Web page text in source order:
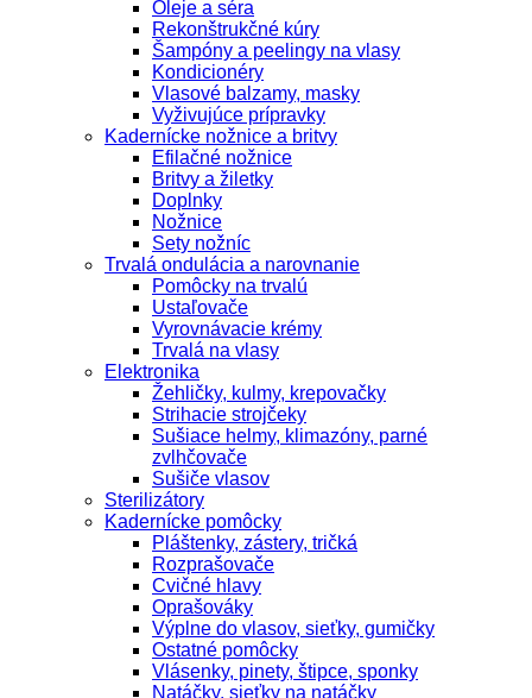
Oleje a séra
Rekonštrukčné kúry
Šampóny a peelingy na vlasy
Kondicionéry
Vlasové balzamy, masky
Vyživujúce prípravky
Kadernícke nožnice a britvy
Efilačné nožnice
Britvy a žiletky
Doplnky
Nožnice
Sety nožníc
Trvalá ondulácia a narovnanie
Pomôcky na trvalú
Ustaľovače
Vyrovnávacie krémy
Trvalá na vlasy
Elektronika
Žehličky, kulmy, krepovačky
Strihacie strojčeky
Sušiace helmy, klimazóny, parné
zvlhčovače
Sušiče vlasov
Sterilizátory
Kadernícke pomôcky
Pláštenky, zástery, tričká
Rozprašovače
Cvičné hlavy
Oprašováky
Výplne do vlasov, sieťky, gumičky
Ostatné pomôcky
Vlásenky, pinety, štipce, sponky
Natáčky, sieťky na natáčky